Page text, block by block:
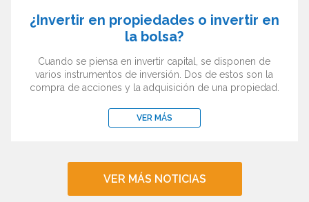
¿Invertir en propiedades o invertir en
la bolsa?
Cuando se piensa en invertir capital, se disponen de
varios instrumentos de inversión. Dos de estos son la
compra de acciones y la adquisición de una propiedad.
VER MÁS
VER MÁS NOTICIAS